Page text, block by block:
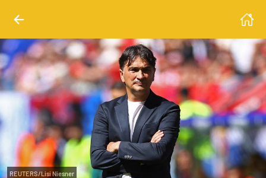
REUTERS/Lisi Niesner